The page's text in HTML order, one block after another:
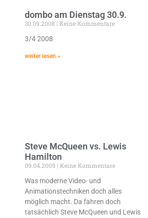
dombo am Dienstag 30.9.
30.09.2008
Keine Kommentare
3/4 2008
weiter lesen »
Steve McQueen vs. Lewis
Hamilton
09.04.2009
Keine Kommentare
Was moderne Video- und
Animationstechniken doch alles
möglich macht. Da fahren doch
tatsächlich Steve McQueen und Lewis